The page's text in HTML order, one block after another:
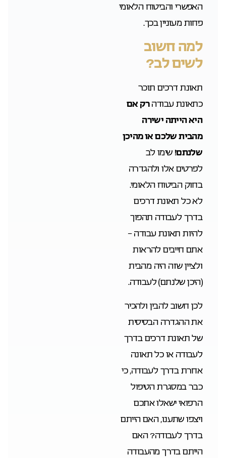
האפשרי והביטוח הלאומי
פחות מעוניין בכך.
למה חשוב
לשים לב?
תאונת דרכים תוכר
כתאונת עבודהרק אם
היא הייתה ישירה
מהבית שלכם או מהיכן
שלנתם! שימו לב
לפרטים אלו ולהגדרה
בחוק הביטוח הלאומי.
לא כל תאונת דרכים
בדרך לעבודה תהפוך
להיות תאונת עבודה –
אתם חייבים להראות
ולציין שזה היה מהבית
(היכן שלנתם) לעבודה.
לכן חשוב להבין ולהכיר
את ההגדרה הבסיסית
של תאונת דרכים בדרך
לעבודה או כל תאונה
אחרת בדרך לעבודה, כי
כבר במסגרתהטיפול
הרפואיישאלו אתכם
ויצפו שתענו, האם הייתם
בדרך לעבודה? האם
הייתם בדרך מהעבודה